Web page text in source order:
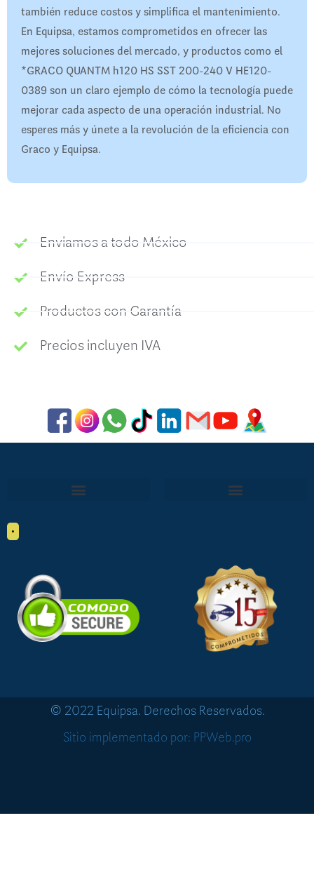
también reduce costos y simplifica el mantenimiento.
En Equipsa, estamos comprometidos en ofrecer las
mejores soluciones del mercado, y productos como el
*GRACO QUANTM h120 HS SST 200-240 V HE120-
0389 son un claro ejemplo de cómo la tecnología puede
mejorar cada aspecto de una operación industrial. No
esperes más y únete a la revolución de la eficiencia con
Graco y Equipsa.
Enviamos a todo México
Envío Express
Productos con Garantía
Precios incluyen IVA
•
© 2022 Equipsa. Derechos Reservados.
Sitio implementado por: PPWeb.pro